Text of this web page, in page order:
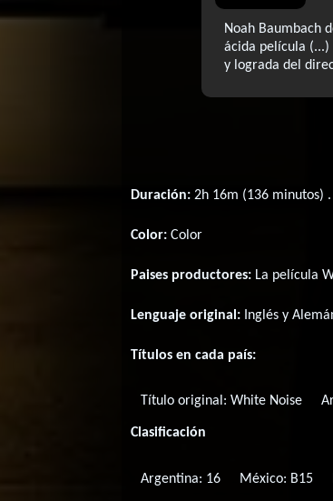
Noah Baumbach
ácida película
y lograda del
Duración: 2h 16m (136 minutos) .
Color: Color
Paises productores: La película
Lenguaje original: Inglés y
Títulos en cada país:
Título original: White Noise
Clasificación
Argentina: 16 México: B15